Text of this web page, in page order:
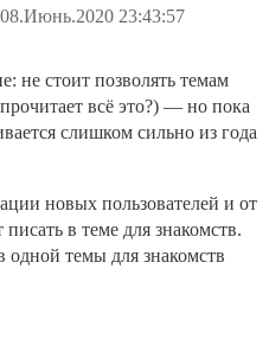
08.Июнь.2020 23:43:57
не стоит позволять темам
всё это?) — но пока
слишком сильно из года
новых пользователей и от
писать в теме для знакомств.
одной темы для знакомств